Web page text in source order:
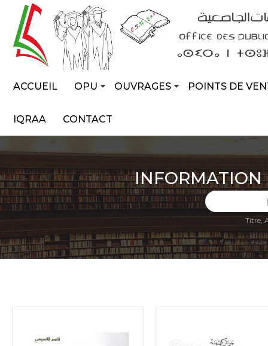
ACCUEIL OPU OUVRAGES POINTS DE
IQRAA CONTACT
Titre,